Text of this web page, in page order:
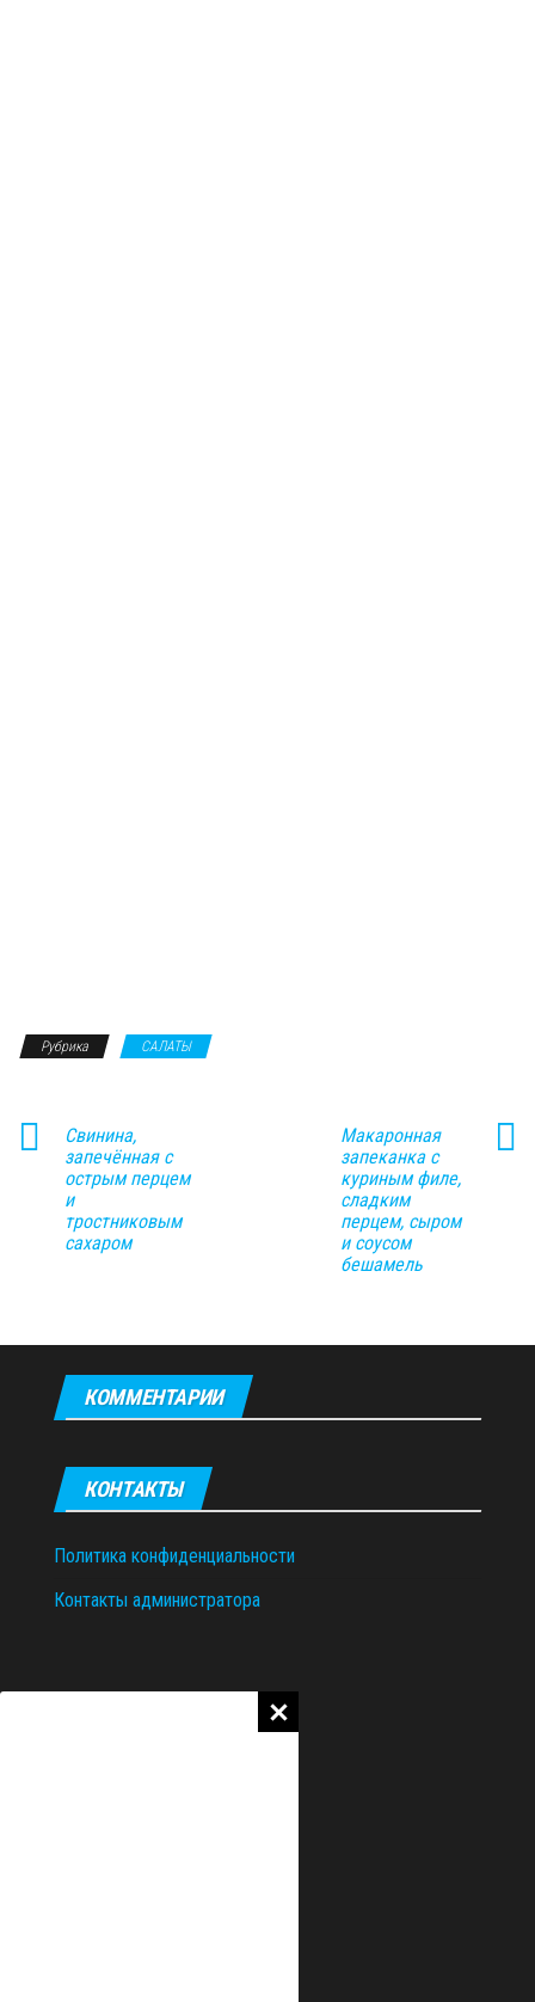
Рубрика САЛАТЫ
Свинина,
запечённая с
острым перцем
и
тростниковым
сахаром
Макаронная
запеканка с
куриным филе,
сладким
перцем, сыром
и соусом
бешамель
КОММЕНТАРИИ
КОНТАКТЫ
Политика конфиденциальности
Контакты администратора